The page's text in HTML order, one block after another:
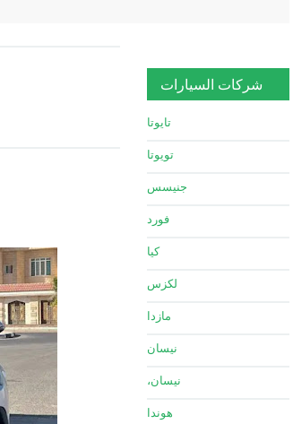
شركات السيارات
تايوتا
تويوتا
جنيسس
فورد
كيا
لكزس
مازدا
نيسان
نيسان،
هوندا